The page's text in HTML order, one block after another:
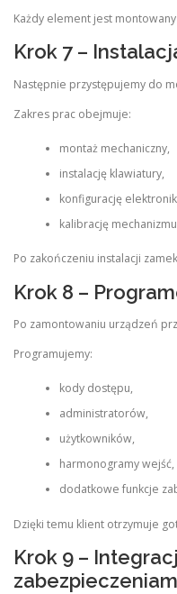
Każdy element jest
Krok 7 –
Następnie przystępujemy do
Zakres prac obejmuje:
montaż mechaniczny,
instalację klawiatury,
konfigurację
kalibrację
Po zakończeniu instalacji
Krok 8 –
Po zamontowaniu urządzeń
Programujemy:
kody dostępu,
administratorów,
użytkowników,
harmonogramy wejść,
dodatkowe funkcje
Dzięki temu klient otrzymuje
Krok 9 –